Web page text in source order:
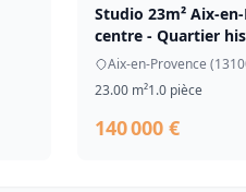
Studio 23m² Aix-
centre - Quartier
Aix-en-Provence
23.00 m²1.0 pièce
140 000 €